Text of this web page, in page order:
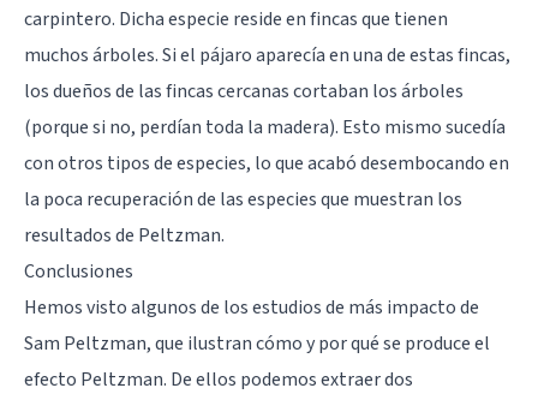
carpintero. Dicha especie reside en fincas que tienen
muchos árboles. Si el pájaro aparecía en una de estas fincas,
los dueños de las fincas cercanas cortaban los árboles
(porque si no, perdían toda la madera). Esto mismo sucedía
con otros tipos de especies, lo que acabó desembocando en
la poca recuperación de las especies que muestran los
resultados de Peltzman.
Conclusiones
Hemos visto algunos de los estudios de más impacto de
Sam Peltzman, que ilustran cómo y por qué se produce el
efecto Peltzman. De ellos podemos extraer dos